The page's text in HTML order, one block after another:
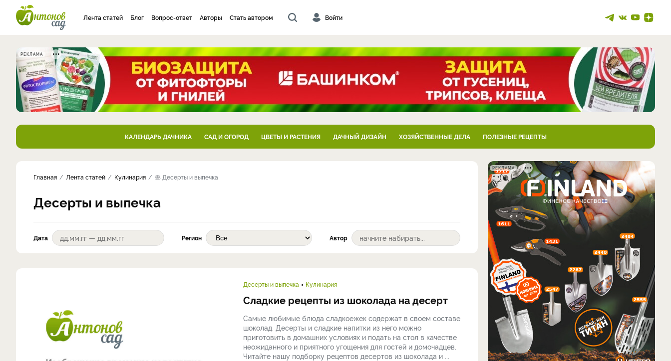
Лента статей Блог Вопрос-ответ Авторы Стать автором Войти
РЕКЛАМА
КАЛЕНДАРЬ ДАЧНИКА САД И ОГОРОД ЦВЕТЫ И РАСТЕНИЯ ДАЧНЫЙ ДИЗАЙН ХОЗЯЙСТВЕННЫЕ ДЕЛА ПОЛЕЗНЫЕ РЕЦЕПТЫ
Главная Лента статей Кулинария 🥞 Десерты и выпечка
Десерты и выпечка
Дата Регион Автор
Десерты и выпечка Кулинария
Сладкие рецепты из шоколада на десерт
Самые любимые блюда сладкоежек содержат в своем составе
шоколад. Десерты и сладкие напитки из него можно
приготовить в домашних условиях и подать на стол в качестве
неожиданного и приятного угощения для гостей и домочадцев.
Читайте нашу подборку рецептов десертов из шоколада и ...
РЕКЛАМА